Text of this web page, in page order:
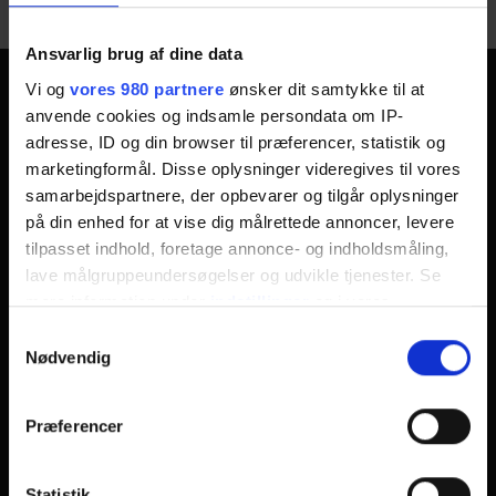
Ansvarlig brug af dine data
Vi og vores 980 partnere ønsker dit samtykke til at
anvende cookies og indsamle persondata om IP-
adresse, ID og din browser til præferencer, statistik og
marketingformål. Disse oplysninger videregives til vores
samarbejdspartnere, der opbevarer og tilgår oplysninger
på din enhed for at vise dig målrettede annoncer, levere
tilpasset indhold, foretage annonce- og indholdsmåling,
lave målgruppeundersøgelser og udvikle tjenester. Se
mere information underindstillingerog i vores
tilbage eller ændre indstillinger fra vores
"Cookiedeklaration", eller ved at trykke på "Privacy
Nødvendig
Præferencer
Odsherred Erhvervsforum
Odsherred Erhvervsforum
Vig Erhvervspark
Søndre Vænge 19c
4560 Vig
Tilmeld nyhedsbrev